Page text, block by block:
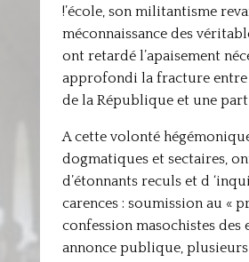
!’école, son militantisme
méconnaissance des
ont retardé l’apaisement
approfondi la fracture entre
de la République et une
A cette volonté
dogmatiques et sectaires,
d’étonnants reculs et d
carences : soumission au «
confession masochistes des
annonce publique,